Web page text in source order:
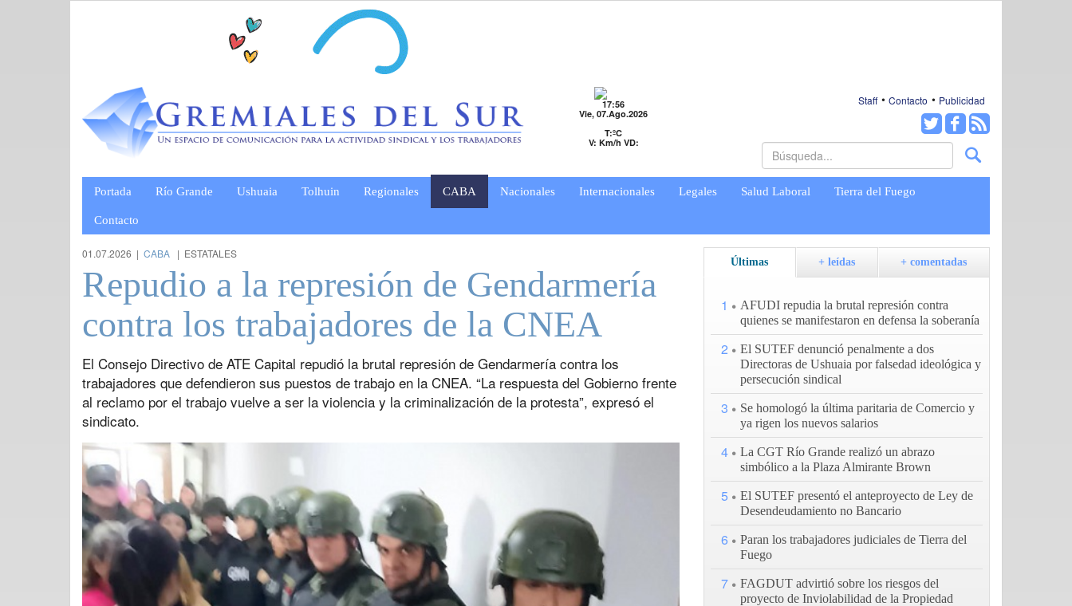
17:56
Vie, 07.Ago.2026
T:ºC
V: Km/h VD:
Staff Contacto Publicidad
Portada Río Grande Ushuaia Tolhuin Regionales CABA Nacionales Internacionales Legales Salud Laboral Tierra del Fuego
Contacto
01.07.2026 | CABA | ESTATALES
Repudio a la represión de Gendarmería
contra los trabajadores de la CNEA
El Consejo Directivo de ATE Capital repudió la brutal represión de Gendarmería contra los
trabajadores que defendieron sus puestos de trabajo en la CNEA. “La respuesta del Gobierno frente
al reclamo por el trabajo vuelve a ser la violencia y la criminalización de la protesta”, expresó el
sindicato.
Previous
Últimas + leídas + comentadas
1
AFUDI repudia la brutal represión contra
quienes se manifestaron en defensa la soberanía
2
El SUTEF denunció penalmente a dos
Directoras de Ushuaia por falsedad ideológica y
persecución sindical
3
Se homologó la última paritaria de Comercio y
ya rigen los nuevos salarios
4
La CGT Río Grande realizó un abrazo
simbólico a la Plaza Almirante Brown
5
El SUTEF presentó el anteproyecto de Ley de
Desendeudamiento no Bancario
6
Paran los trabajadores judiciales de Tierra del
Fuego
7
FAGDUT advirtió sobre los riesgos del
proyecto de Inviolabilidad de la Propiedad